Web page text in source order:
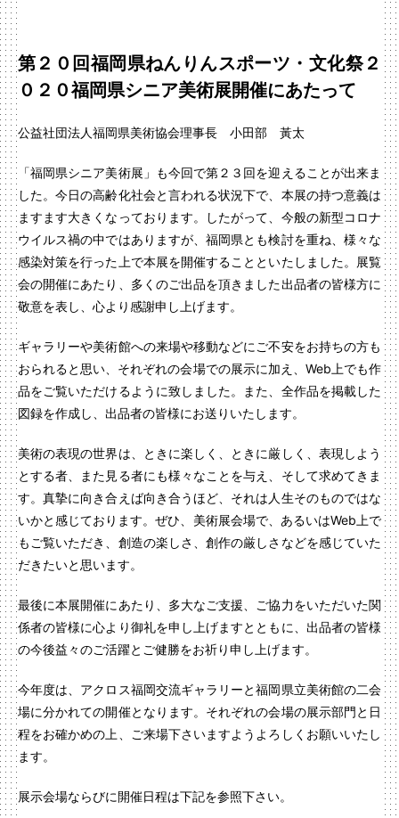
第２０回福岡県ねんりんスポーツ・文化祭２
０２０福岡県シニア美術展開催にあたって
公益社団法人福岡県美術協会理事長 小田部 黃太
「福岡県シニア美術展」も今回で第２３回を迎えることが出来ま
した。今日の高齢化社会と言われる状況下で、本展の持つ意義は
ますます大きくなっております。したがって、今般の新型コロナ
ウイルス禍の中ではありますが、福岡県とも検討を重ね、様々な
感染対策を行った上で本展を開催することといたしました。展覧
会の開催にあたり、多くのご出品を頂きました出品者の皆様方に
敬意を表し、心より感謝申し上げます。
ギャラリーや美術館への来場や移動などにご不安をお持ちの方も
おられると思い、それぞれの会場での展示に加え、Web上でも作
品をご覧いただけるように致しました。また、全作品を掲載した
図録を作成し、出品者の皆様にお送りいたします。
美術の表現の世界は、ときに楽しく、ときに厳しく、表現しよう
とする者、また見る者にも様々なことを与え、そして求めてきま
す。真摯に向き合えば向き合うほど、それは人生そのものではな
いかと感じております。ぜひ、美術展会場で、あるいはWeb上で
もご覧いただき、創造の楽しさ、創作の厳しさなどを感じていた
だきたいと思います。
最後に本展開催にあたり、多大なご支援、ご協力をいただいた関
係者の皆様に心より御礼を申し上げますとともに、出品者の皆様
の今後益々のご活躍とご健勝をお祈り申し上げます。
今年度は、アクロス福岡交流ギャラリーと福岡県立美術館の二会
場に分かれての開催となります。それぞれの会場の展示部門と日
程をお確かめの上、ご来場下さいますようよろしくお願いいたし
ます。
展示会場ならびに開催日程は下記を参照下さい。